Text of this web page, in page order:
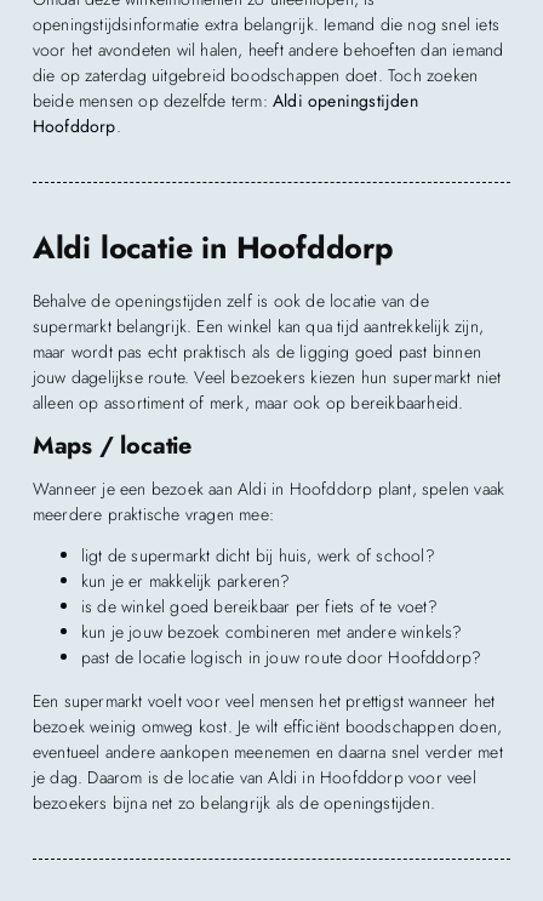
openingstijdsinformatie extra belangrijk. Iemand die nog snel iets
voor het avondeten wil halen, heeft andere behoeften dan iemand
die op zaterdag uitgebreid boodschappen doet. Toch zoeken
beide mensen op dezelfde term:Aldi openingstijden
Hoofddorp.
Aldi locatie in Hoofddorp
Behalve de openingstijden zelf is ook de locatie van de
supermarkt belangrijk. Een winkel kan qua tijd aantrekkelijk zijn,
maar wordt pas echt praktisch als de ligging goed past binnen
jouw dagelijkse route. Veel bezoekers kiezen hun supermarkt niet
alleen op assortiment of merk, maar ook op bereikbaarheid.
Maps / locatie
Wanneer je een bezoek aan Aldi in Hoofddorp plant, spelen vaak
meerdere praktische vragen mee:
ligt de supermarkt dicht bij huis, werk of school?
kun je er makkelijk parkeren?
is de winkel goed bereikbaar per fiets of te voet?
kun je jouw bezoek combineren met andere winkels?
past de locatie logisch in jouw route door Hoofddorp?
Een supermarkt voelt voor veel mensen het prettigst wanneer het
bezoek weinig omweg kost. Je wilt efficiënt boodschappen doen,
eventueel andere aankopen meenemen en daarna snel verder met
je dag. Daarom is de locatie van Aldi in Hoofddorp voor veel
bezoekers bijna net zo belangrijk als de openingstijden.